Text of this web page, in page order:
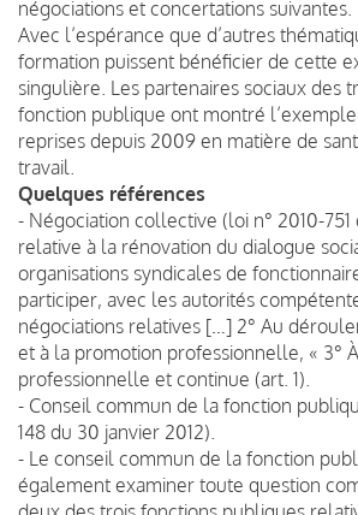
négociations et concertations suivantes.
Avec l’espérance que d’autres
formation puissent bénéficier de cette
singulière. Les partenaires sociaux des
fonction publique ont montré
reprises depuis 2009 en matière de
travail.
Quelques références
- Négociation collective (loi n° 2010-
relative à la rénovation du dialogue
organisations syndicales de
participer, avec les autorités
négociations relatives […] 2° Au
et à la promotion professionnelle, « 3°
professionnelle et continue (art. 1).
- Conseil commun de la fonction
148 du 30 janvier 2012).
- Le conseil commun de la fonction
également examiner toute question